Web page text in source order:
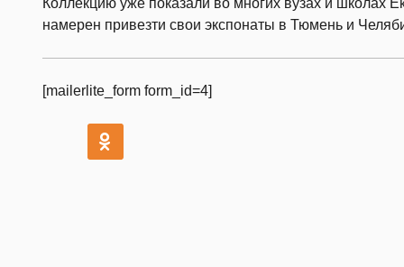
Коллекцию уже показали во многих вузах и школах
намерен привезти свои экспонаты в Тюмень и
[mailerlite_form form_id=4]